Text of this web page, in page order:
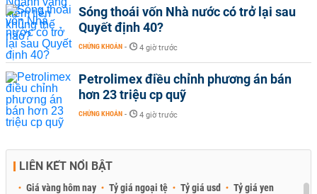
Sóng thoái vốn Nhà nước có trở lại sau
Quyết định 40?
CHỨNG KHOÁN - 4 giờ trước
Petrolimex điều chỉnh phương án bán
hơn 23 triệu cp quỹ
CHỨNG KHOÁN - 4 giờ trước
LIÊN KẾT NỔI BẬT
Giá vàng hôm nay Tỷ giá ngoại tệ Tỷ giá usd
Tỷ giá yen